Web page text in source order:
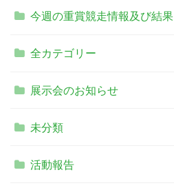
今週の重賞競走情報及び結果
全カテゴリー
展示会のお知らせ
未分類
活動報告